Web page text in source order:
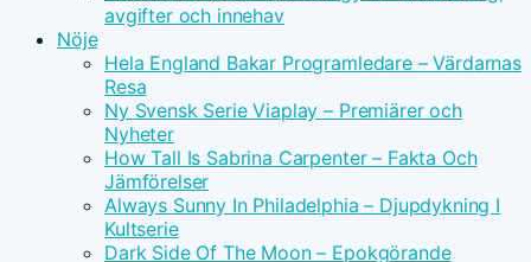
avgifter och innehav
Nöje
Hela England Bakar Programledare – Värdarnas
Resa
Ny Svensk Serie Viaplay – Premiärer och
Nyheter
How Tall Is Sabrina Carpenter – Fakta Och
Jämförelser
Always Sunny In Philadelphia – Djupdykning I
Kultserie
Dark Side Of The Moon – Epokgörande